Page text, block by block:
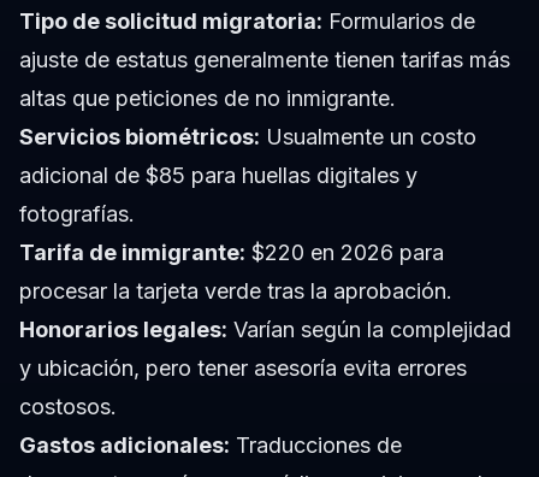
Tipo de solicitud migratoria: Formularios de
ajuste de estatus generalmente tienen tarifas más
altas que peticiones de no inmigrante.
Servicios biométricos: Usualmente un costo
adicional de $85 para huellas digitales y
fotografías.
Tarifa de inmigrante: $220 en 2026 para
procesar la tarjeta verde tras la aprobación.
Honorarios legales: Varían según la complejidad
y ubicación, pero tener asesoría evita errores
costosos.
Gastos adicionales: Traducciones de